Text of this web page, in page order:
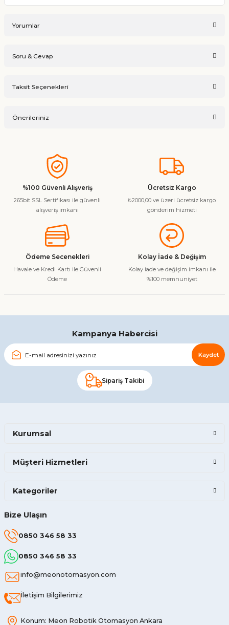
Yorumlar
Soru & Cevap
Taksit Seçenekleri
Önerileriniz
konularda yetersiz gördüğünüz noktaları öneri formunu
kullanarak tarafımıza iletebilirsiniz.
Görüş ve önerileriniz için teşekkür ederiz.
Ürün resmi kalitesiz, bozuk veya görüntülenemiyor.
Ürün bilgilerinde hatalar bulunuyor.
Ürün fiyatı diğer sitelerden daha pahalı.
Gönder
%100 Güvenli Alışveriş
265bit SSL Sertifikası ile güvenli
alışveriş imkanı
Ücretsiz Kargo
₺2000,00 ve üzeri ücretsiz kargo
gönderim hizmeti
Ödeme Secenekleri
Havale ve Kredi Kartı ile Güvenli
Ödeme
Kolay İade & Değişim
Kolay iade ve değişim imkanı ile
%100 memnuniyet
Kampanya Habercisi
Kaydet
Sipariş Takibi
Bize Ulaşın
0850 346 58 33
0850 346 58 33
info@meonotomasyon.com
İletişim Bilgilerimiz
Konum: Meon Robotik Otomasyon Ankara
Kurumsal
Müşteri Hizmetleri
Kategoriler